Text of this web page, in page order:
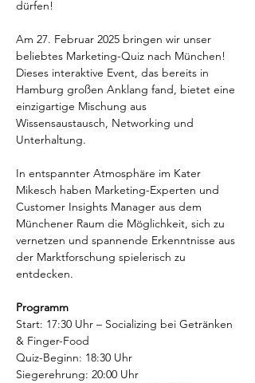
dürfen!
Am 27. Februar 2025 bringen wir unser
beliebtes Marketing-Quiz nach München!
Dieses interaktive Event, das bereits in
Hamburg großen Anklang fand, bietet eine
einzigartige Mischung aus
Wissensaustausch, Networking und
Unterhaltung.
In entspannter Atmosphäre im Kater
Mikesch haben Marketing-Experten und
Customer Insights Manager aus dem
Münchener Raum die Möglichkeit, sich zu
vernetzen und spannende Erkenntnisse aus
der Marktforschung spielerisch zu
entdecken.
Programm
Start: 17:30 Uhr – Socializing bei Getränken
& Finger-Food
Quiz-Beginn: 18:30 Uhr
Siegerehrung: 20:00 Uhr